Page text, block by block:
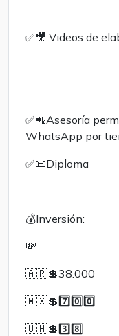
✅️🎥 Videos de
✅️📲Asesoría
WhatsApp por
✅️📜Diploma
💰Inversión:
💸
🇦🇷💲38.000
🇲🇽💲7️⃣0️⃣0️⃣
🇺🇲💲3️⃣8️⃣